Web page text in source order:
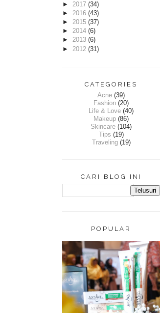
► 2017 (34)
► 2016 (43)
► 2015 (37)
► 2014 (6)
► 2013 (6)
► 2012 (31)
CATEGORIES
Acne (39)
Fashion (20)
Life & Love (40)
Makeup (86)
Skincare (104)
Tips (19)
Traveling (19)
CARI BLOG INI
POPULAR